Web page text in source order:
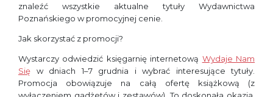
znaleźć wszystkie aktualne tytuły Wydawnictwa
Poznańskiego w promocyjnej cenie.
Jak skorzystać z promocji?
Wystarczy odwiedzić księgarnię internetową Wydaje Nam
Się w dniach 1–7 grudnia i wybrać interesujące tytuły.
Promocja obowiązuje na całą ofertę książkową (z